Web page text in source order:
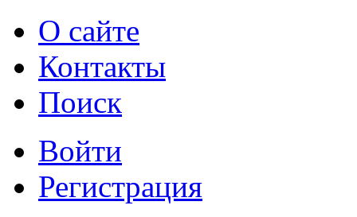
О сайте
Контакты
Поиск
Войти
Регистрация